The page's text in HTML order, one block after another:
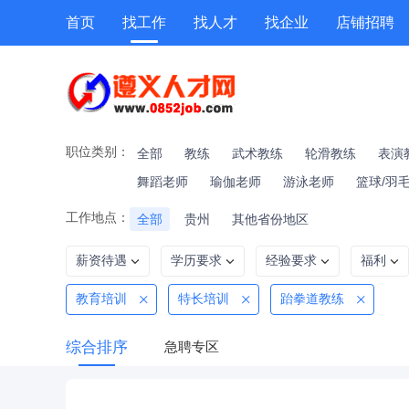
首页 找工作 找人才 找企业 店铺招聘
职位类别： 全部 教练 武术教练 轮滑教练 表演
舞蹈老师
瑜伽老师 游泳老师 篮球/羽
工作地点： 全部 贵州 其他省份地区
薪资待遇 学历要求 经验要求 福利
教育培训 特长培训 跆拳道教练
综合排序 急聘专区